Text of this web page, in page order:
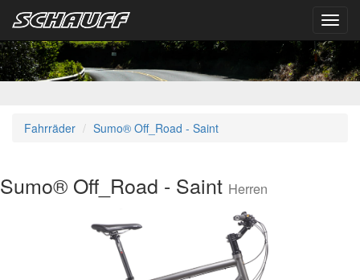
Fahrräder Sumo® Off_Road - Saint
Sumo® Off_Road - Saint Herren